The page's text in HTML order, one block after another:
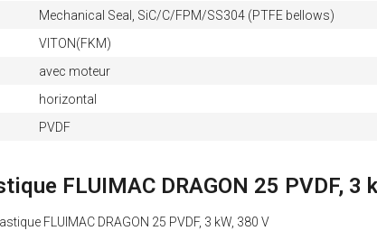
Mechanical Seal, SiC/C/FPM/SS304 (PTFE bellows)
VITON(FKM)
avec moteur
horizontal
PVDF
FLUIMAC DRAGON 25 PVDF, 3
FLUIMAC DRAGON 25 PVDF, 3 kW, 380 V